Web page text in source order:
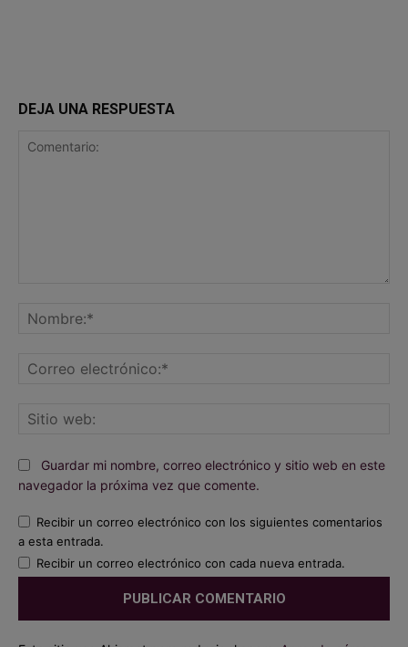
DEJA UNA RESPUESTA
Guardar mi nombre, correo electrónico y sitio web en este
navegador la próxima vez que comente.
Recibir un correo electrónico con los siguientes comentarios
a esta entrada.
Recibir un correo electrónico con cada nueva entrada.